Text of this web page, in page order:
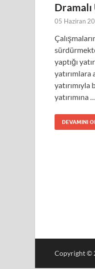
05 Haziran
yaptığı
yatırımlara
yatırımına …
DEVAMINI
Copyright ©